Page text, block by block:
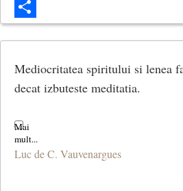
Email
Share
Mediocritatea spiritului si lenea
decat izbuteste meditatia.
Luc de C. Vauvenargues